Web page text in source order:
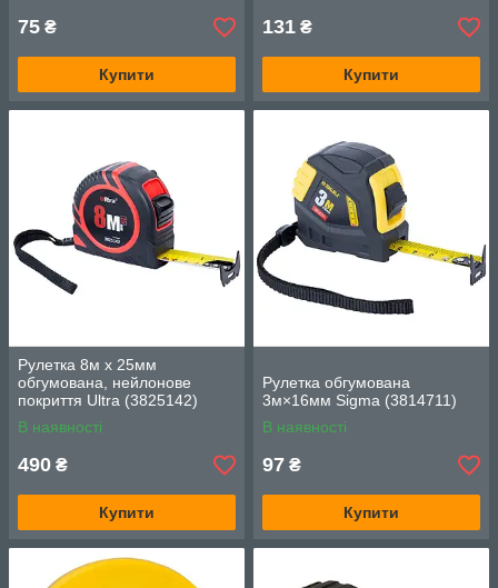
75 ₴
Купити
131 ₴
Купити
Рулетка 8м х 25мм
обгумована, нейлонове
покриття Ultra (3825142)
В наявності
490 ₴
Купити
Рулетка обгумована
3м×16мм Sigma (3814711)
В наявності
97 ₴
Купити